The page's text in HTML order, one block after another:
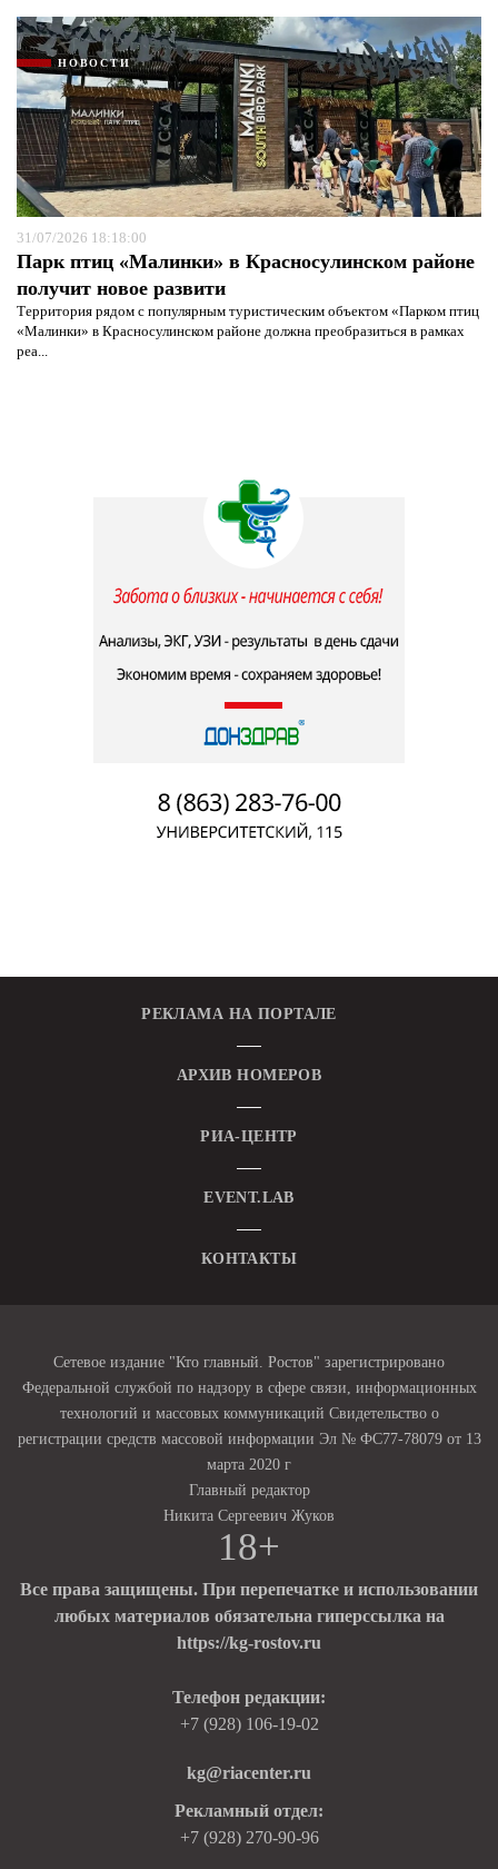
НОВОСТИ
31/07/2026 18:18:00
Парк птиц «Малинки» в Красносулинском районе
получит новое развити
Территория рядом с популярным туристическим объектом «Парком птиц
«Малинки» в Красносулинском районе должна преобразиться в рамках
реа...
РЕКЛАМА НА ПОРТАЛЕ
АРХИВ НОМЕРОВ
РИА-ЦЕНТР
EVENT.LAB
КОНТАКТЫ
Сетевое издание "Кто главный. Ростов" зарегистрировано
Федеральной службой по надзору в сфере связи, информационных
технологий и массовых коммуникаций Свидетельство о
регистрации средств массовой информации Эл № ФС77-78079 от 13
марта 2020 г
Главный редактор
Никита Сергеевич Жуков
18+
Все права защищены. При перепечатке и использовании
любых материалов обязательна гиперссылка на
https://kg-rostov.ru
Телефон редакции:
+7 (928) 106-19-02
kg@riacenter.ru
Рекламный отдел:
+7 (928) 270-90-96